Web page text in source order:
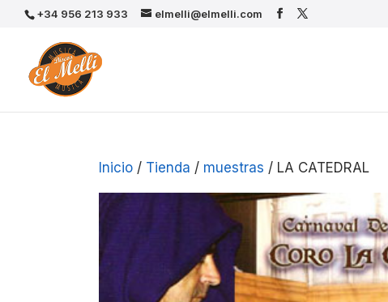
+34 956 213 933 elmelli@elmelli.com
Inicio / Tienda / muestras / LA CATEDRAL